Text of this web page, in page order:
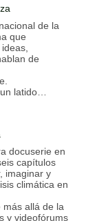
de la
que
de
latido…
docuserie en
capítulos
imaginar y
climática en
más allá de la
y videofórums